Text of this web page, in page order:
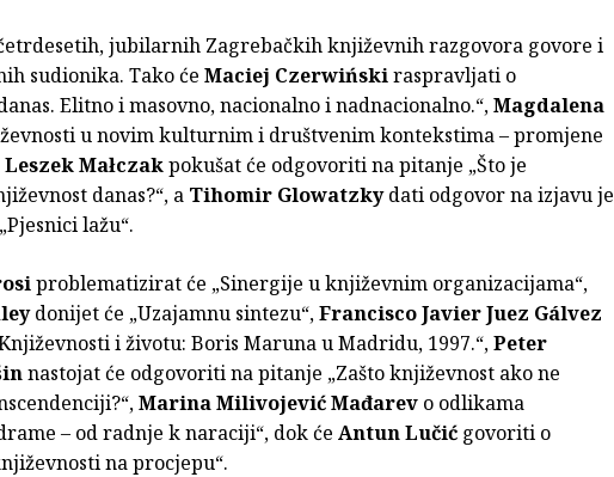
jubilarnih Zagrebačkih književnih razgovora govore i
sudionika. Tako će Maciej Czerwińskiraspravljati o
Elitno i masovno, nacionalno i nadnacionalno.“,Magdalena
u novim kulturnim i društvenim kontekstima – promjene
Leszek Małczakpokušat će odgovoriti na pitanje „Što je
danas?“, a Tihomir Glowatzkydati odgovor na izjavu je
lažu“.
problematizirat će „Sinergije u književnim organizacijama“,
donijet će „Uzajamnu sintezu“,Francisco Javier Juez Gálvez
i životu: Boris Maruna u Madridu, 1997.“,Peter
nastojat će odgovoriti na pitanje „Zašto književnost ako ne
Marina Milivojević Mađarev o odlikama
– od radnje k naraciji“, dok će Antun Lučić govoriti o
na procjepu“.